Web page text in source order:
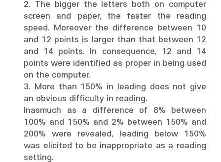
2. The bigger the letters both on computer
screen and paper, the faster the reading
speed. Moreover the difference between 10
and 12 points is larger than that between 12
and 14 points. In consequence, 12 and 14
points were identified as proper in being used
on the computer.
3. More than 150% in leading does not give
an obvious difficulty in reading.
Inasmuch as a difference of 8% between
100% and 150% and 2% between 150% and
200% were revealed, leading below 150%
was elicited to be inappropriate as a reading
setting.